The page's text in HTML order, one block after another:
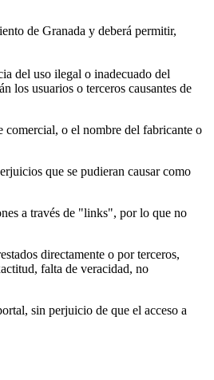
de Granada y deberá permitir,
del uso ilegal o inadecuado del
los usuarios o terceros causantes de
comercial, o el nombre del fabricante o
que se pudieran causar como
a través de "links", por lo que no
directamente o por terceros,
falta de veracidad, no
sin perjuicio de que el acceso a